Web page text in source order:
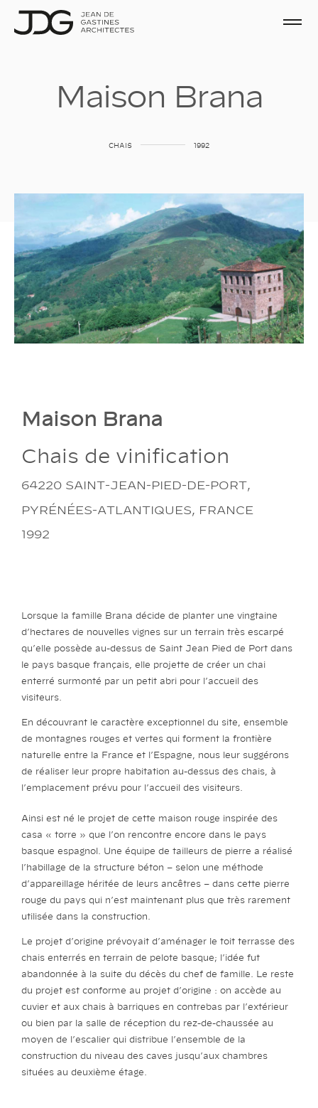
Maison Brana
CHAIS 1992
Maison Brana
Chais de vinification
64220 SAINT-JEAN-PIED-DE-PORT,
PYRÉNÉES-ATLANTIQUES, FRANCE
1992
Lorsque la famille Brana décide de planter une vingtaine
d’hectares de nouvelles vignes sur un terrain très escarpé
qu’elle possède au-dessus de Saint Jean Pied de Port dans
le pays basque français, elle projette de créer un chai
enterré surmonté par un petit abri pour l’accueil des
visiteurs.
En découvrant le caractère exceptionnel du site, ensemble
de montagnes rouges et vertes qui forment la frontière
naturelle entre la France et l’Espagne, nous leur suggérons
de réaliser leur propre habitation au-dessus des chais, à
l’emplacement prévu pour l’accueil des visiteurs.
Ainsi est né le projet de cette maison rouge inspirée des
casa « torre » que l’on rencontre encore dans le pays
basque espagnol. Une équipe de tailleurs de pierre a réalisé
l’habillage de la structure béton – selon une méthode
d’appareillage héritée de leurs ancêtres – dans cette pierre
rouge du pays qui n’est maintenant plus que très rarement
utilisée dans la construction.
Le projet d’origine prévoyait d’aménager le toit terrasse des
chais enterrés en terrain de pelote basque; l’idée fut
abandonnée à la suite du décès du chef de famille. Le reste
du projet est conforme au projet d’origine : on accède au
cuvier et aux chais à barriques en contrebas par l’extérieur
ou bien par la salle de réception du rez-de-chaussée au
moyen de l’escalier qui distribue l’ensemble de la
construction du niveau des caves jusqu’aux chambres
situées au deuxième étage.